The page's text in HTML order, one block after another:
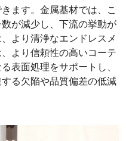
ます。金属基材では、こ
が減少し、下流の挙動が
より清浄なエンドレスメ
より信頼性の高いコーテ
表面処理をサポートし、
る欠陥や品質偏差の低減